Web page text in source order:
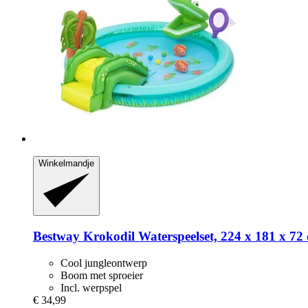
Winkelmandje
Bestway Krokodil Waterspeelset, 224 x 181 x 72
Cool jungleontwerp
Boom met sproeier
Incl. werpspel
€ 34,99